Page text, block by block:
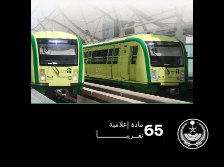
65مادة إعلامية
تقــريبــــــــــــــاً